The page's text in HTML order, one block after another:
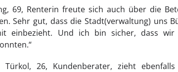
69, Renterin freute sich auch über die
Sehr gut, dass die Stadt(verwaltung) uns
einbezieht. Und ich bin sicher, dass
26, Kundenberater, zieht